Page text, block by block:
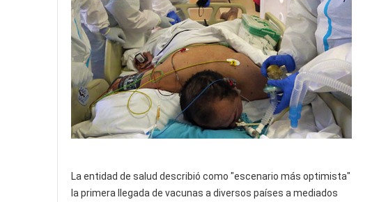
La entidad de salud describió como "escenario más optimista"
la primera llegada de vacunas a diversos países a mediados